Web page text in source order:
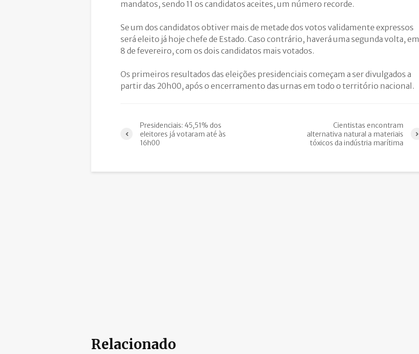
mandatos, sendo 11 os candidatos aceites, um número recorde.
Se um dos candidatos obtiver mais de metade dos votos validamente expressos
será eleito já hoje chefe de Estado. Caso contrário, haverá uma segunda volta, em
8 de fevereiro, com os dois candidatos mais votados.
Os primeiros resultados das eleições presidenciais começam a ser divulgados a
partir das 20h00, após o encerramento das urnas em todo o território nacional.
Presidenciais: 45,51% dos
eleitores já votaram até às
16h00
Cientistas encontram
alternativa natural a materiais
tóxicos da indústria marítima
Relacionado